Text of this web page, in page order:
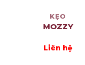
KẸO
MOZZY
Liên hệ